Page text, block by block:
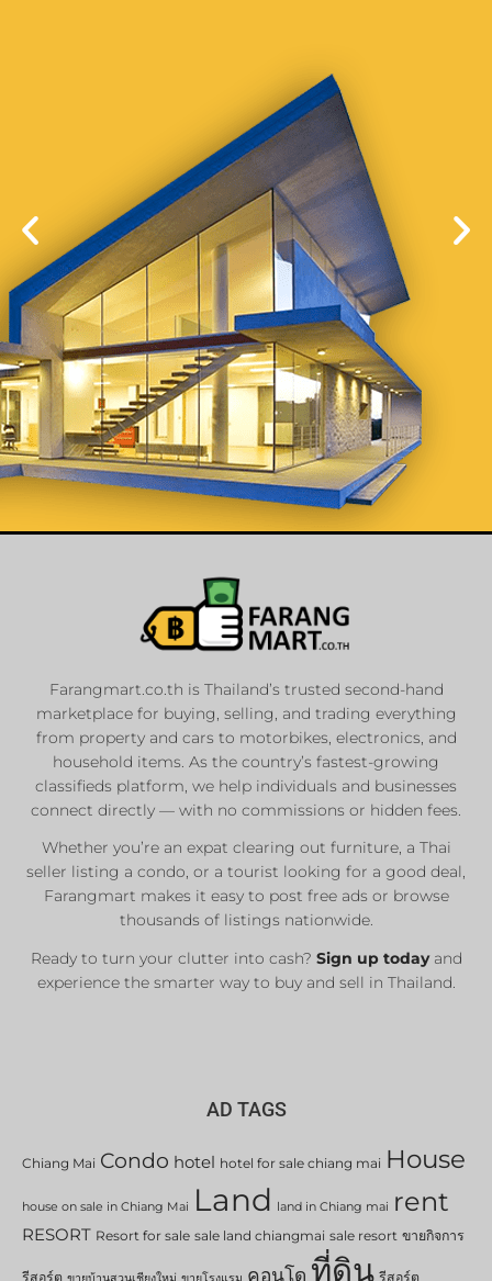
List Your
Properties
Private Sellers
Real Estate Agents
Sale & Rent
List Now
Farangmart.co.th is Thailand’s trusted second-hand
marketplace for buying, selling, and trading everything
from property and cars to motorbikes, electronics, and
household items. As the country’s fastest-growing
classifieds platform, we help individuals and businesses
connect directly — with no commissions or hidden fees.
Whether you’re an expat clearing out furniture, a Thai
seller listing a condo, or a tourist looking for a good deal,
Farangmart makes it easy to post free ads or browse
thousands of listings nationwide.
Ready to turn your clutter into cash? Sign up todayand
experience the smarter way to buy and sell in Thailand.
AD TAGS
Chiang Mai Condo hotel hotel for sale chiang mai House
house on sale in Chiang Mai Land land in Chiang mai rent
RESORT Resort for sale sale land chiangmai sale resort ขายกิจการ
รีสอร์ต ขายบ้านสวนเชียงใหม่ ขายโรงแรม คอนโด ที่ดิน รีสอร์ต